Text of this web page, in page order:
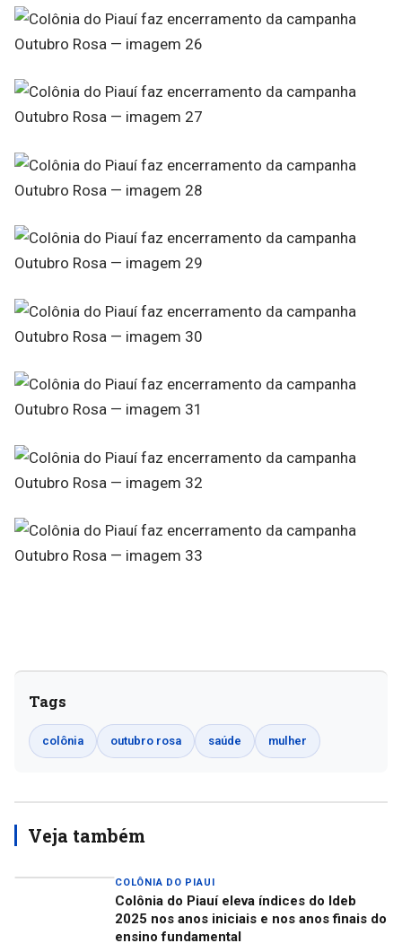
Tags
colônia outubro rosa saúde mulher
Veja também
COLÔNIA DO PIAUI
Colônia do Piauí eleva índices do Ideb
2025 nos anos iniciais e nos anos finais do
ensino fundamental